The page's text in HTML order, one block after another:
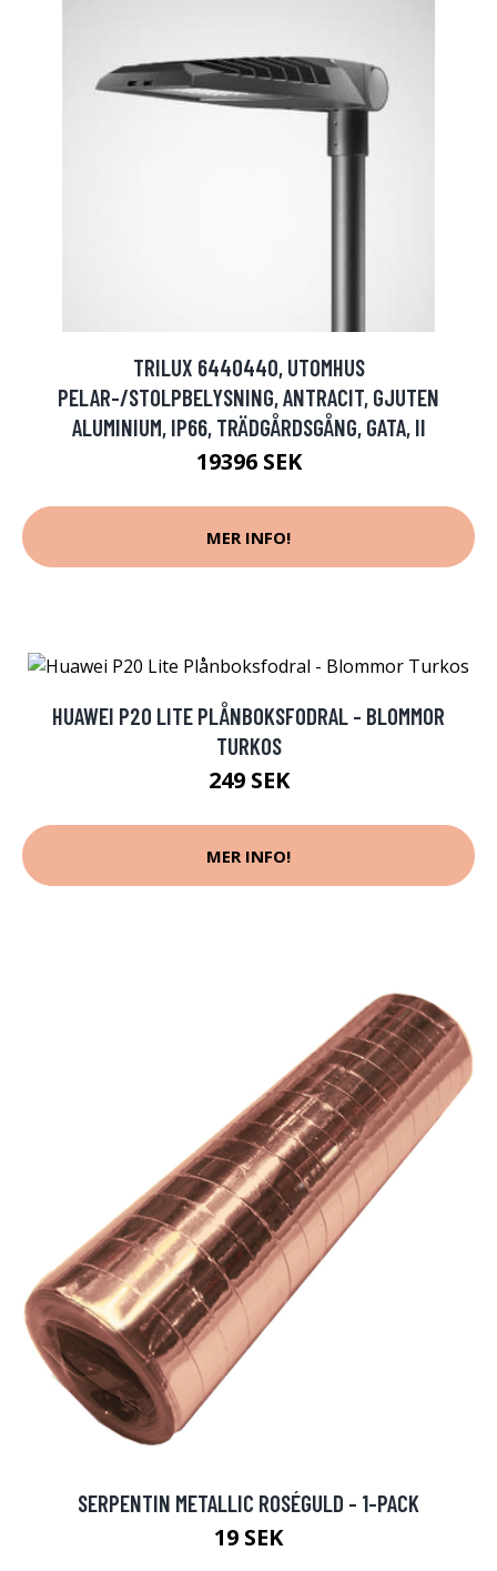
TRILUX 6440440, UTOMHUS
PELAR-/STOLPBELYSNING, ANTRACIT, GJUTEN
ALUMINIUM, IP66, TRÄDGÅRDSGÅNG, GATA, II
19396 SEK
MER INFO!
HUAWEI P20 LITE PLÅNBOKSFODRAL - BLOMMOR
TURKOS
249 SEK
MER INFO!
SERPENTIN METALLIC ROSÉGULD - 1-PACK
19 SEK